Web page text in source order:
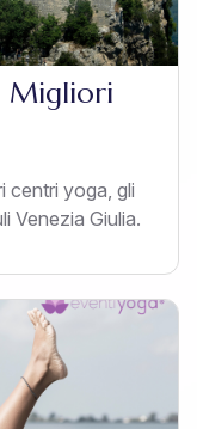
Migliori
centri yoga, gli
Venezia Giulia.